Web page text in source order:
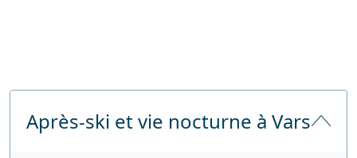
Après-ski et vie nocturne à Vars